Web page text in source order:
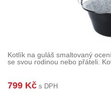
Kotlík na guláš smaltovaný
se svou rodinou nebo přáteli.
799 Kč s DPH